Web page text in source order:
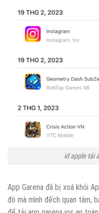
id apple tải
App Garena đã bị xoá khỏi
đó mà mình đếch quan tâm,